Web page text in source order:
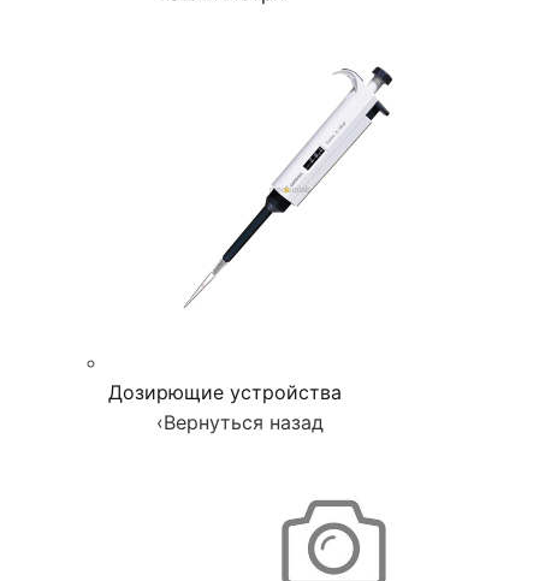
Дозирющие устройства
‹Вернуться назад